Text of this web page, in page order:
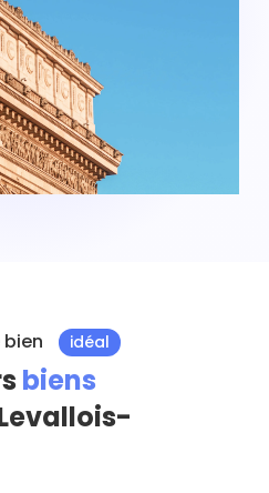
bien idéal
biens